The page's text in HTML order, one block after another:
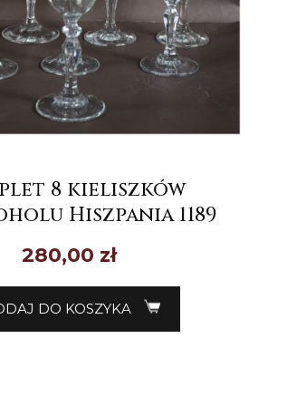
8 kieliszków
Hiszpania 1189
280,00 zł
DO KOSZYKA